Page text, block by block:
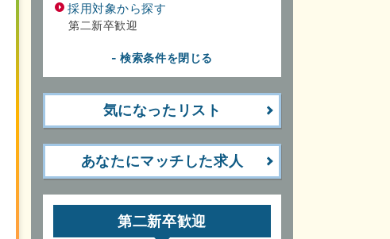
採用対象から探す
第二新卒歓迎
- 検索条件を閉じる
気になったリスト
あなたにマッチした求人
第二新卒歓迎